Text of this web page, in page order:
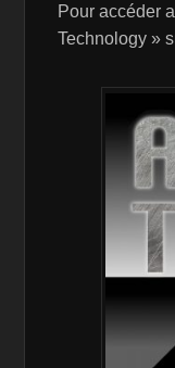
Pour accéder
Technology »